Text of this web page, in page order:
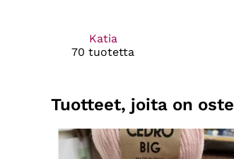
Katia
70 tuotetta
Tuotteet, joita on